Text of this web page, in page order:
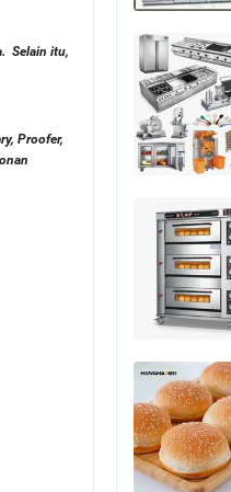
Selain itu,
Proofer,